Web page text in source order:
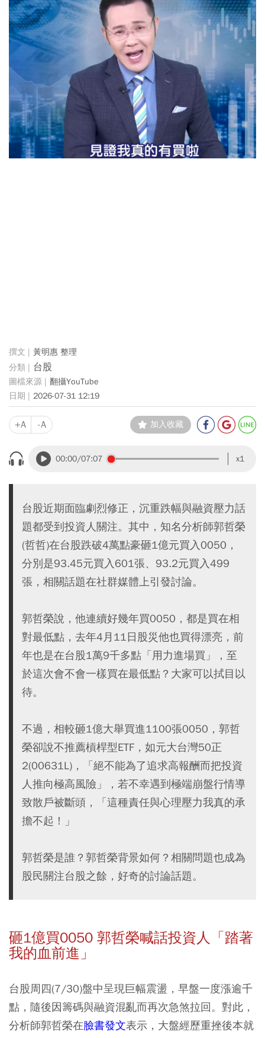
黃明惠 整理
台股
翻攝YouTube
2026-07-31 12:19
+A -A 加入收藏
00:00/07:07 x1
台股近期面臨劇烈修正，沉重跌幅與融資壓力話
題都受到投資人關注。其中，知名分析師郭哲榮
(哲哲)在台股跌破4萬點豪砸1億元買入0050，
分別是93.45元買入601張、93.2元買入499
張，相關話題在社群媒體上引發討論。
郭哲榮說，他連續好幾年買0050，都是買在相
對最低點，去年4月11日股災他也買得漂亮，前
年也是在台股1萬9千多點「用力進場買」，至
於這次會不會一樣買在最低點？大家可以拭目以
待。
不過，相較砸1億大舉買進1100張0050，郭哲
榮卻說不推薦槓桿型ETF，如元大台灣50正
2(00631L)，「絕不能為了追求高報酬而把投資
人推向極高風險」，若不幸遇到極端崩盤行情導
致散戶被斷頭，「這種責任與心理壓力我真的承
擔不起！」
郭哲榮是誰？郭哲榮背景如何？相關問題也成為
股民關注台股之餘，好奇的討論話題。
砸1億買0050 郭哲榮喊話投資人「踏著
我的血前進」
台股周四(7/30)盤中呈現巨幅震盪，早盤一度漲逾千
點，隨後因籌碼與融資混亂而再次急煞拉回。對此，
分析師郭哲榮在臉書發文表示，大盤經歷重挫後本就